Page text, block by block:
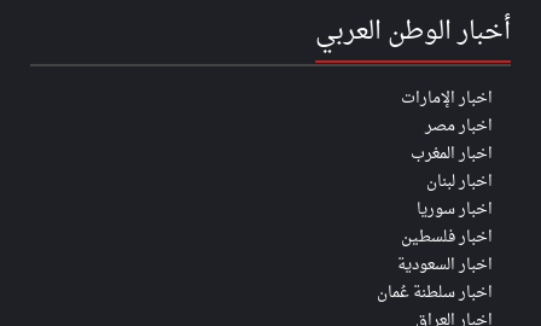
أخبار الوطن العربي
اخبار الإمارات
اخبار مصر
اخبار المغرب
اخبار لبنان
اخبار سوريا
اخبار فلسطين
اخبار السعودية
اخبار سلطنة عُمان